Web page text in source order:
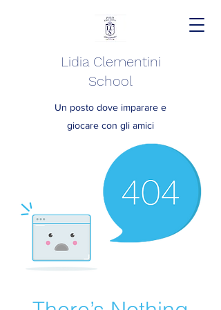
Lidia Clementini
School
Un posto dove imparare e
giocare con gli amici